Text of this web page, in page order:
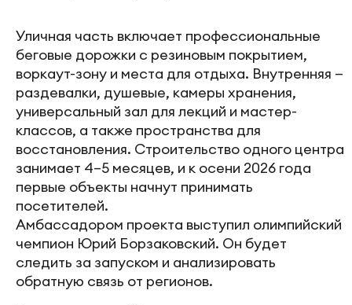
Уличная часть включает профессиональные
беговые дорожки с резиновым покрытием,
воркаут-зону и места для отдыха. Внутренняя —
раздевалки, душевые, камеры хранения,
универсальный зал для лекций и мастер-
классов, а также пространства для
восстановления. Строительство одного центра
занимает 4–5 месяцев, и к осени 2026 года
первые объекты начнут принимать
посетителей.
Амбассадором проекта выступил олимпийский
чемпион Юрий Борзаковский. Он будет
следить за запуском и анализировать
обратную связь от регионов.